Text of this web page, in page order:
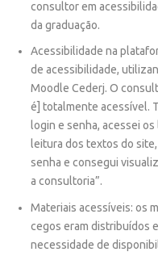
consultor em
da graduação.
Acessibilidade na
de acessibilidade,
Moodle Cederj. O
é]totalmente acessível.
login e senha, acessei
leitura dos textos do
senha e consegui
a consultoria”.
Materiais acessíveis: os
cegos eram distribuídos
necessidade de